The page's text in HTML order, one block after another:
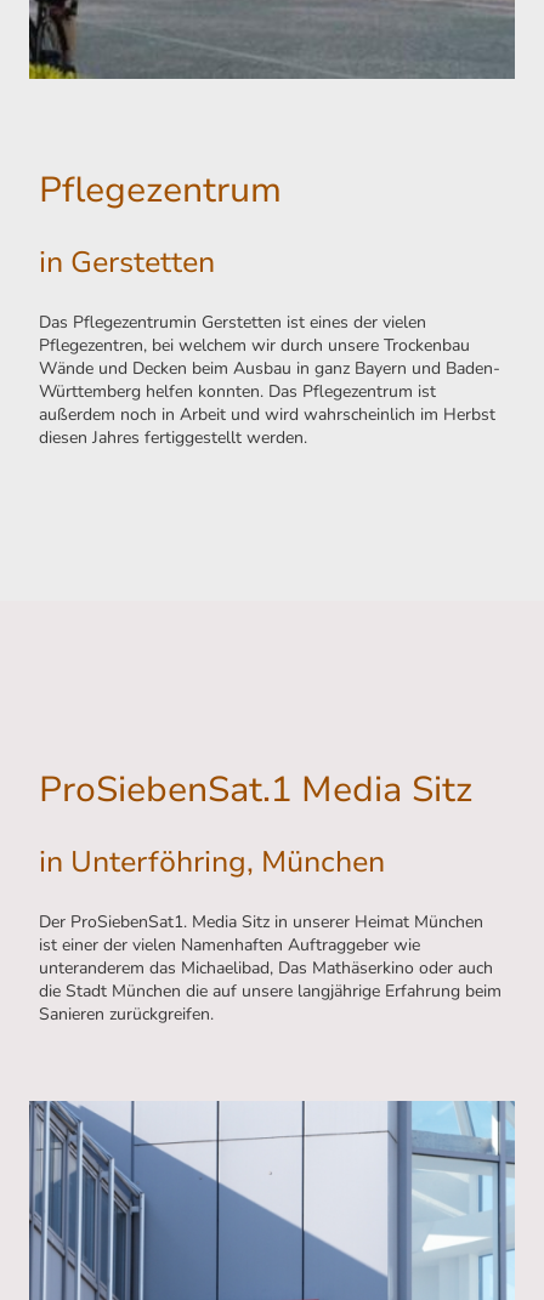
Pflegezentrum
in Gerstetten
Das Pflegezentrumin Gerstetten ist eines der vielen
Pflegezentren, bei welchem wir durch unsere Trockenbau
Wände und Decken beim Ausbau in ganz Bayern und Baden-
Württemberg helfen konnten. Das Pflegezentrum ist
außerdem noch in Arbeit und wird wahrscheinlich im Herbst
diesen Jahres fertiggestellt werden.
ProSiebenSat.1 Media Sitz
in Unterföhring, München
Der ProSiebenSat1. Media Sitz in unserer Heimat München
ist einer der vielen Namenhaften Auftraggeber wie
unteranderem das Michaelibad, Das Mathäserkino oder auch
die Stadt München die auf unsere langjährige Erfahrung beim
Sanieren zurückgreifen.